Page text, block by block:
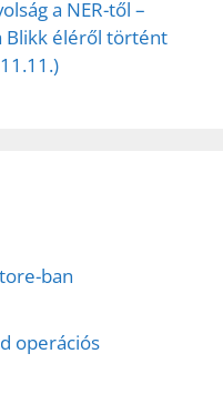
a NER-től –
Blikk éléről történt
ban
operációs